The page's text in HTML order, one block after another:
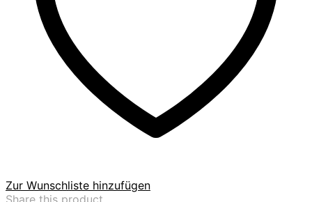
Zur Wunschliste hinzufügen
Share this product